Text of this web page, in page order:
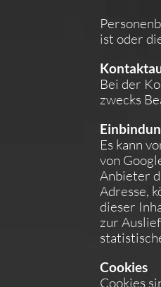
ist oder
Bei der
zwecks
Es kann
von
Anbieter
Adresse,
dieser
zur
Cookies
Cookies